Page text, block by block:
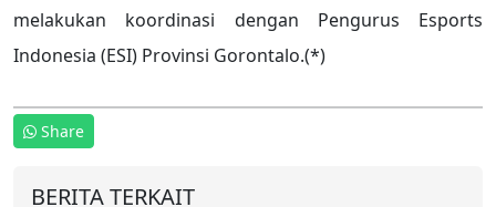
melakukan koordinasi dengan Pengurus Esports
Indonesia (ESI) Provinsi Gorontalo.(*)
Share
BERITA TERKAIT